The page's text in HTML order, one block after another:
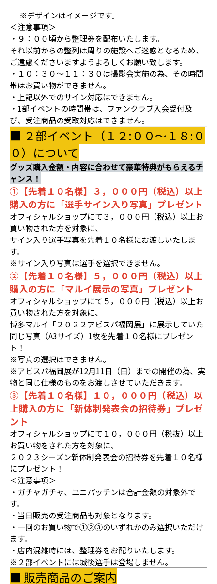
※デザインはイメージです。
＜注意事項＞
・９：００頃から整理券を配布いたします。
それ以前からの整列は周りの施設へご迷惑となるため、
ご遠慮くださいますようよろしくお願い致します。
・１０：３０～１１：３０は撮影会実施の為、その時間
帯はお買い物ができません。
・上記以外でのサイン対応はできません。
・1部イベントの時間帯は、ファンクラブ入会受付及
び、受注商品の受取対応はできません。
■ ２部イベント（１２:００～１８:０
０）について
グッズ購入金額・内容に合わせて豪華特典がもらえるチ
ャンス！
①【先着１０名様】３，０００円（税込）以上
購入の方に「選手サイン入り写真」プレゼント
オフィシャルショップにて３，０００円（税込）以上お
買い物された方を対象に、
サイン入り選手写真を先着１０名様にお渡しいたしま
す。
※サイン入り写真は選手を選択できません。
②【先着１０名様】５，０００円（税込）以上
購入の方に「マルイ展示の写真」プレゼント
オフィシャルショップにて５，０００円（税込）以上お
買い物された方を対象に、
博多マルイ「２０２２アビスパ福岡展」に展示していた
同じ写真（A3サイズ）1枚を先着１０名様にプレゼン
ト！
※写真の選択はできません。
※アビスパ福岡展が12月11日（日）までの開催の為、実
物と同じ仕様のものをお渡しさせていただきます。
③【先着１０名様】１０，０００円（税込）以
上購入の方に「新体制発表会の招待券」プレゼ
ント
オフィシャルショップにて１０，０００円（税抜）以上
お買い物をされた方を対象に、
２０２３シーズン新体制発表会の招待券を先着１０名様
にプレゼント！
＜注意事項＞
・ガチャガチャ、ユニパッチンは合計金額の対象外で
す。
・当日販売の受注商品も対象となります。
・一回のお買い物で①②③のいずれかのみ選択いただけ
ます。
・店内混雑時には、整理券をお配りいたします。
※２部イベントには城後選手は登場しません。
■ 販売商品のご案内